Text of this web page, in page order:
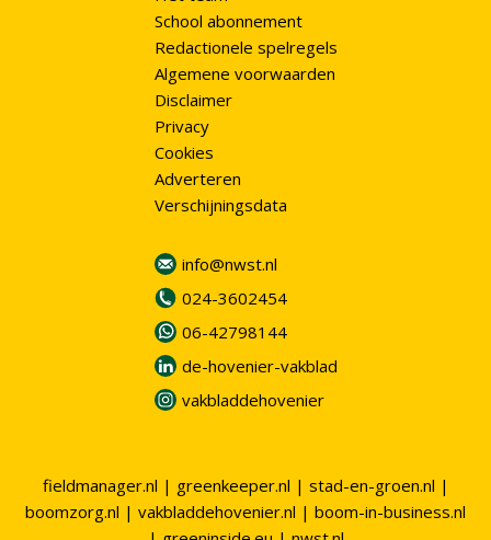
School abonnement
Redactionele spelregels
Algemene voorwaarden
Disclaimer
Privacy
Cookies
Adverteren
Verschijningsdata
info@nwst.nl
024-3602454
06-42798144
de-hovenier-vakblad
vakbladdehovenier
fieldmanager.nl | greenkeeper.nl | stad-en-groen.nl |
boomzorg.nl | vakbladdehovenier.nl | boom-in-business.nl